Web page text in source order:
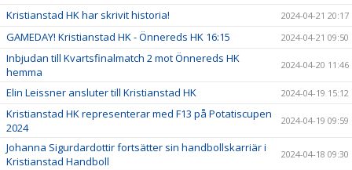
Kristianstad HK har skrivit historia!
2024-04-21 20:17
GAMEDAY! Kristianstad HK - Önnereds HK 16:15 2024-04-21 09:50
Inbjudan till Kvartsfinalmatch 2 mot Önnereds HK
hemma
2024-04-20 11:46
Elin Leissner ansluter till Kristianstad HK 2024-04-19 15:12
Kristianstad HK representerar med F13 på Potatiscupen
2024
2024-04-19 09:59
Johanna Sigurdardottir fortsätter sin handbollskarriär i
Kristianstad Handboll
2024-04-18 09:30